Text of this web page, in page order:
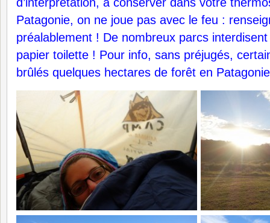
Patagonie, on ne joue pas avec le feu :
préalablement ! De nombreux parcs
papier toilette ! Pour info, sans préjugés,
brûlés quelques hectares de forêt en